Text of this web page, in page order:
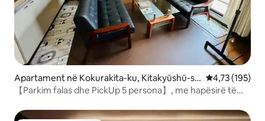
Apartament në Kokurakita-ku, Kitakyūshū-sh Vlerësimi
4,73 (195)
【Parkim falas dhe PickUp 5 persona】, me hapësirë të